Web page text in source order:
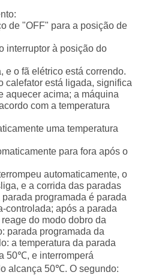
de "OFF" para a posição de
interruptor à posição do
e o fã elétrico está correndo.
calefator está ligada, significa
aquecer acima; a máquina
com a temperatura
uma temperatura
para fora após o
automaticamente, o
e a corrida das paradas
programada é parada
controlada; após a parada
do modo dobro da
parada programada da
a temperatura da parada
50℃, e interromperá
alcança 50℃. O segundo: